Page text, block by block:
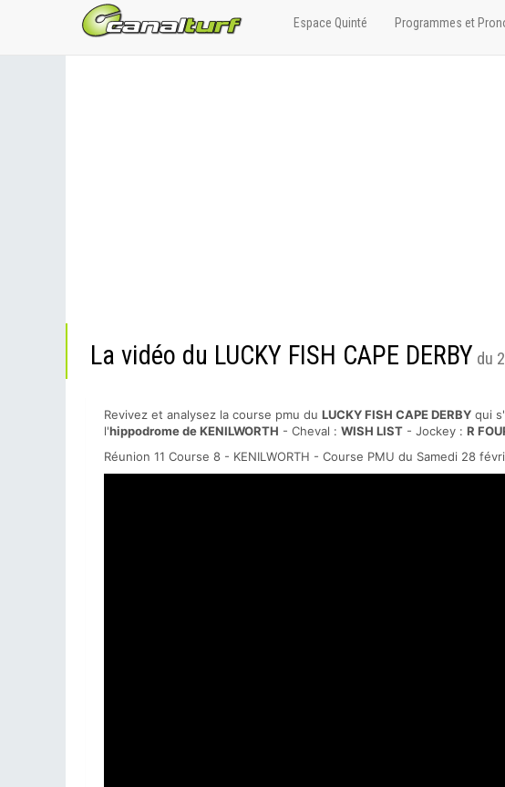
La vidéo du LUCKY FISH CAPE DERBY du
Revivez et analysez la course pmu du LUCKY FISH CAPE DERBY qui
l'hippodrome de KENILWORTH - Cheval : WISH LIST - Jockey : R
Réunion 11 Course 8 - KENILWORTH - Course PMU du Samedi 28
Espace Quinté Programmes et